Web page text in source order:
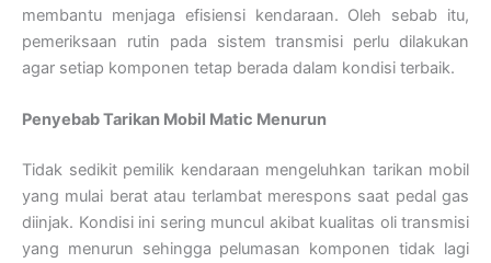
membantu menjaga efisiensi kendaraan. Oleh sebab itu,
pemeriksaan rutin pada sistem transmisi perlu dilakukan
agar setiap komponen tetap berada dalam kondisi terbaik.
Penyebab Tarikan Mobil Matic Menurun
Tidak sedikit pemilik kendaraan mengeluhkan tarikan mobil
yang mulai berat atau terlambat merespons saat pedal gas
diinjak. Kondisi ini sering muncul akibat kualitas oli transmisi
yang menurun sehingga pelumasan komponen tidak lagi